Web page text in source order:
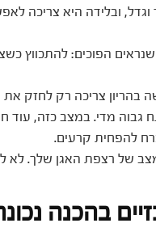
ובלידה היא צריכה
הפוכים: להתכווץ
בהריון צריכה רק לחזק
גבוה מדי. במצב כזה, עוד
להפחית קרעים.
של רצפת האגן שלך. לא
בהכנה